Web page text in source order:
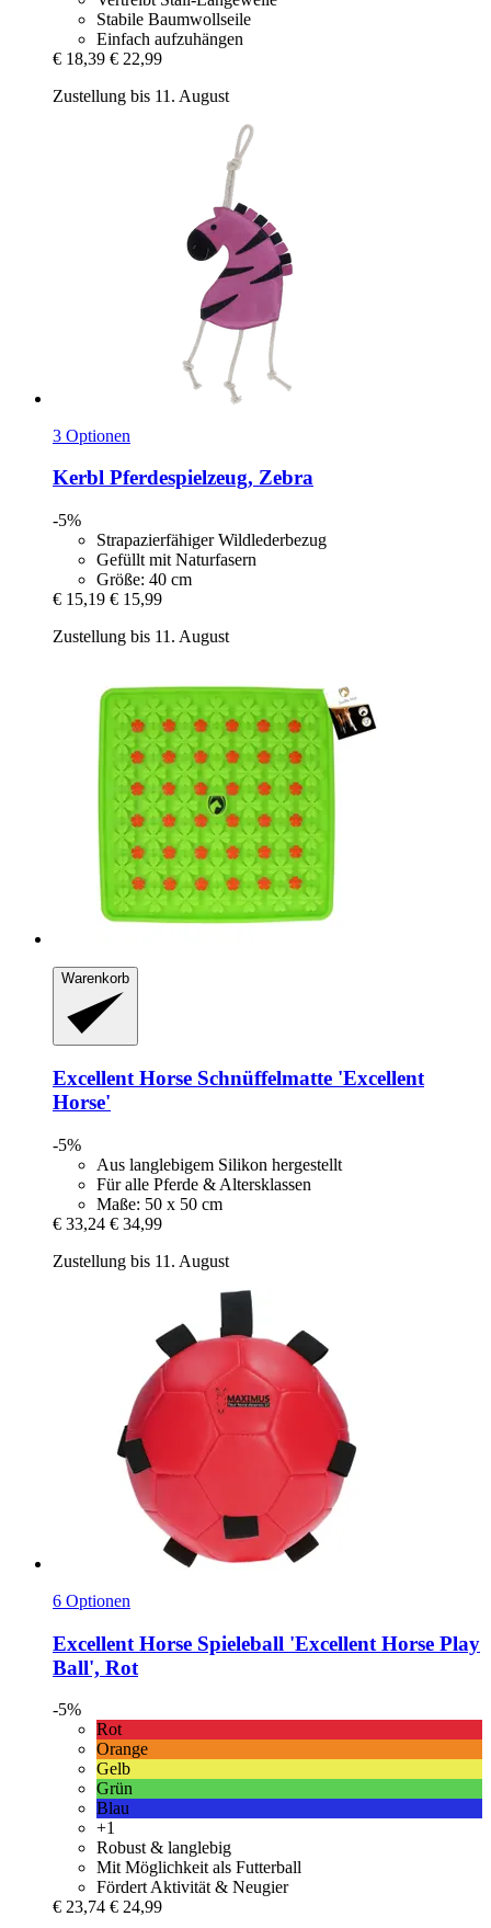
Stabile Baumwollseile
Einfach aufzuhängen
€ 18,39 € 22,99
Zustellung bis 11. August
3 Optionen
Kerbl Pferdespielzeug, Zebra
-5%
Strapazierfähiger Wildlederbezug
Gefüllt mit Naturfasern
Größe: 40 cm
€ 15,19 € 15,99
Zustellung bis 11. August
Warenkorb
Excellent Horse Schnüffelmatte 'Excellent
Horse'
-5%
Aus langlebigem Silikon hergestellt
Für alle Pferde & Altersklassen
Maße: 50 x 50 cm
€ 33,24 € 34,99
Zustellung bis 11. August
6 Optionen
Excellent Horse Spieleball 'Excellent Horse Play
Ball', Rot
-5%
Rot
Orange
Gelb
Grün
Blau
+1
Robust & langlebig
Mit Möglichkeit als Futterball
Fördert Aktivität & Neugier
€ 23,74 € 24,99